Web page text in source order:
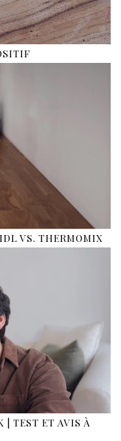
VS. THERMOMIX
| TEST ET AVIS À